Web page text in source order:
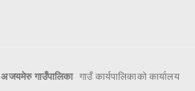
अजयमेरु गाउँपालिका गाउँ कार्यपालिकाको कार्यालय